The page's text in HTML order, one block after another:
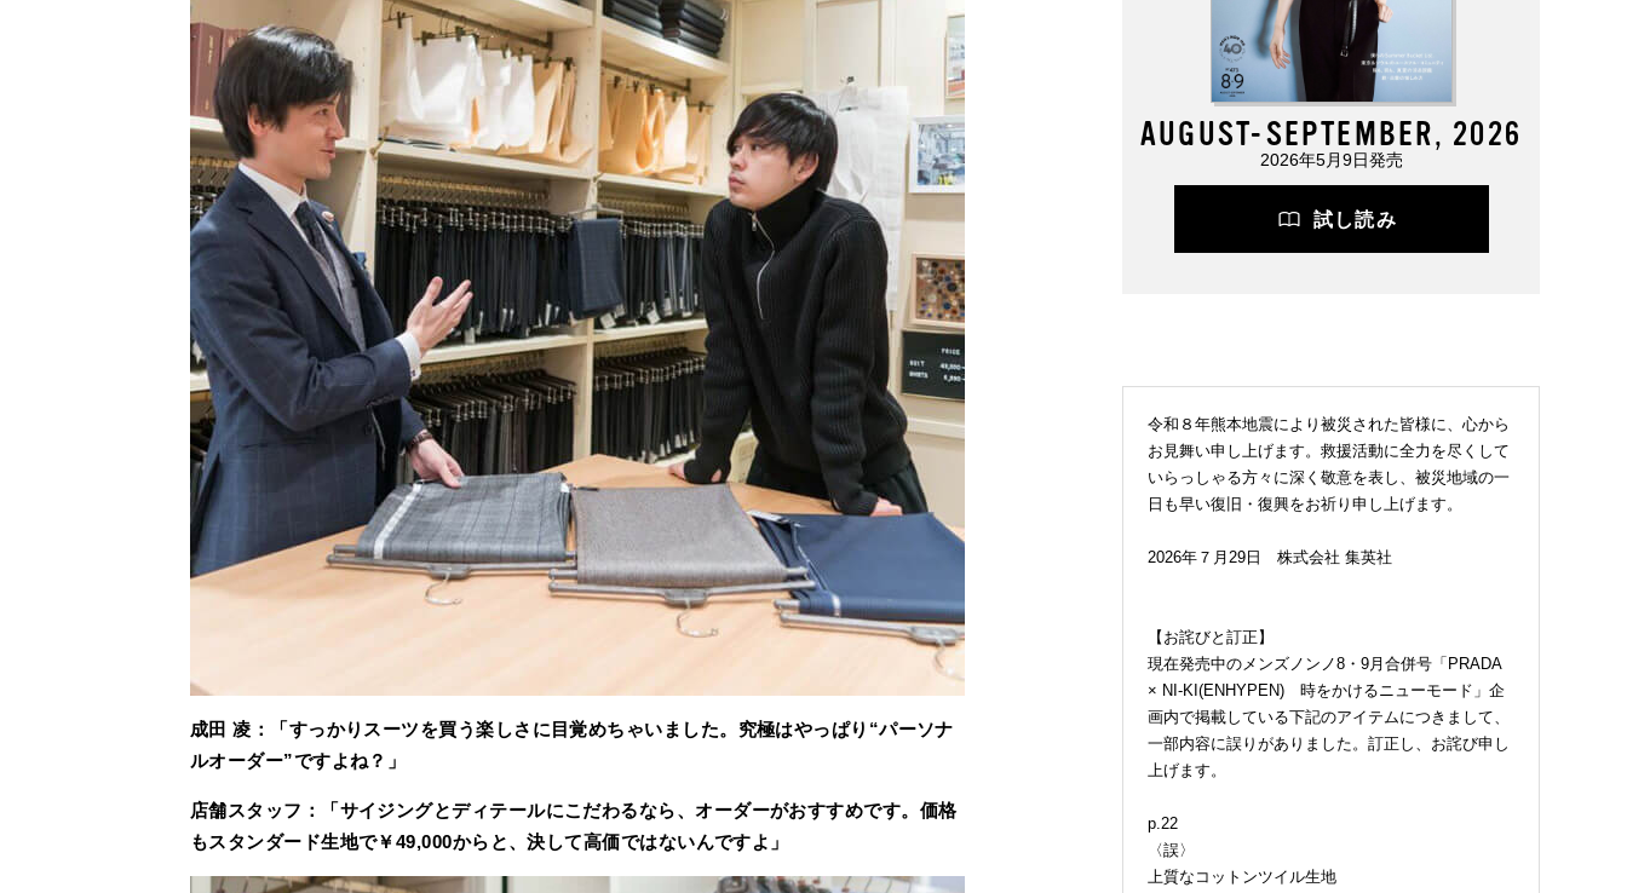
成田 凌：「すっかりスーツを買う楽しさに目覚めちゃいました。究極はやっぱり“パーソナ
ルオーダー”ですよね？」
店舗スタッフ：「サイジングとディテールにこだわるなら、オーダーがおすすめです。価格
もスタンダード生地で￥49,000からと、決して高価ではないんですよ」
AUGUST-SEPTEMBER, 2026
2026年5月9日発売
試し読み
令和８年熊本地震により被災された皆様に、心から
お見舞い申し上げます。救援活動に全力を尽くして
いらっしゃる方々に深く敬意を表し、被災地域の一
日も早い復旧・復興をお祈り申し上げます。
2026年７月29日 株式会社 集英社
【お詫びと訂正】
現在発売中のメンズノンノ8・9月合併号「PRADA
× NI-KI(ENHYPEN) 時をかけるニューモード」企
画内で掲載している下記のアイテムにつきまして、
一部内容に誤りがありました。訂正し、お詫び申し
上げます。
p.22
〈誤〉
上質なコットンツイル生地